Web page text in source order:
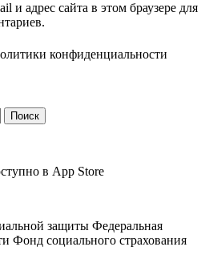
и адрес сайта в этом браузере для
конфиденциальности
Поиск
в App Store
защиты Федеральная
Фонд социального страхования